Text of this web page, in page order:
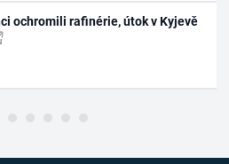
ochromili rafinérie, útok v Kyjevě